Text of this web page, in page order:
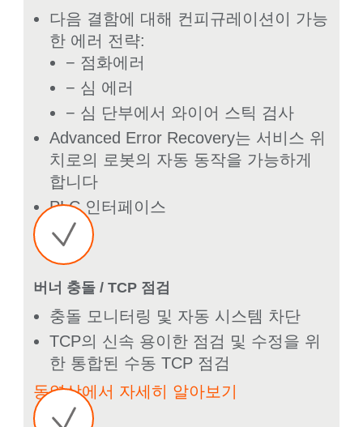
다음 결함에 대해 컨피규레이션이 가능
한 에러 전략:
− 점화에러
− 심 에러
− 심 단부에서 와이어 스틱 검사
Advanced Error Recovery는 서비스 위
치로의 로봇의 자동 동작을 가능하게
합니다
PLC 인터페이스
버너 충돌 / TCP 점검
충돌 모니터링 및 자동 시스템 차단
TCP의 신속 용이한 점검 및 수정을 위
한 통합된 수동 TCP 점검
동영상에서 자세히 알아보기